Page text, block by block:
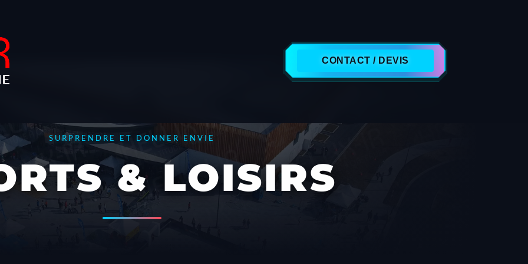
CONTACT / DEVIS
SURPRENDRE ET DONNER ENVIE
& LOISIRS